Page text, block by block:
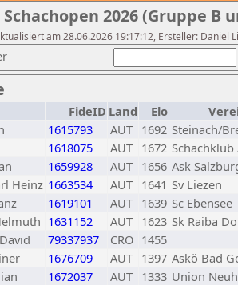
2026 (Gruppe B
am 28.06.2026 19:17:12, Ersteller:
FideID Land Elo
1615793 AUT 1692 Steinach/
1618075 AUT 1672
1659928 AUT 1656 Ask
Heinz 1663534 AUT 1641 Sv Liezen
1619101 AUT 1639 Sc Ebensee
1631152 AUT 1623 Sk Raiba
79337937 CRO 1455
1676709 AUT 1397 Askö Bad
1672037 AUT 1333 Union